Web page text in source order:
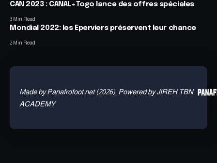
CAN 2023 : CANAL+Togo lance des offres spéciales
3 Min Read
Mondial 2022: les Eperviers préservent leur chance
2 Min Read
Made by Panafrofoot.net (2026). Powered by JIREH TBN
ACADEMY